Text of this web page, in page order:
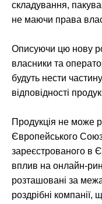
складування,
не маючи права
Описуючи цю нову
власники та
будуть нести
відповідності
Продукція не може
Європейського
зареєстрованого в
вплив на онлайн-
розташовані за
роздрібні